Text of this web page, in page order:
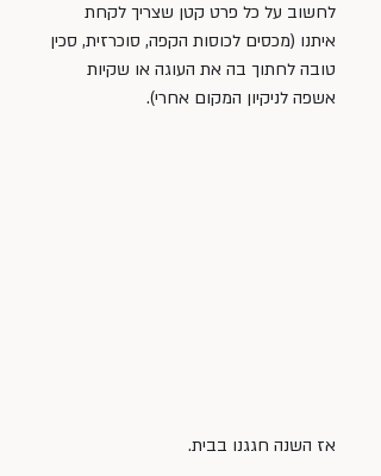
לחשוב על כל פרט קטן שצריך לקחת
איתנו (מכסים לכוסות הקפה, סוכרזית, סכין
טובה לחתוך בה את העוגה או שקיות
אשפה לניקיון המקום אחרי).
אז השנה חגגנו בבית.